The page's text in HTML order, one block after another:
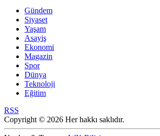
Gündem
Siyaset
Yaşam
Asayiş
Ekonomi
Magazin
Spor
Dünya
Teknoloji
Eğitim
RSS
Copyright © 2026 Her hakkı saklıdır.